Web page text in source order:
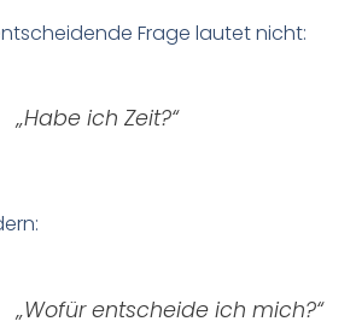
Frage lautet nicht:
„Habe ich Zeit?“
„Wofür entscheide ich mich?“